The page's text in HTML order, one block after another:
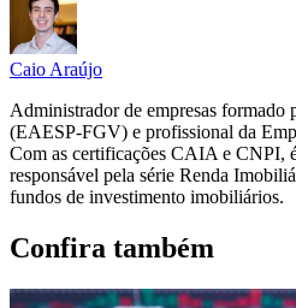
Caio Araújo
Administrador de empresas formado
(EAESP-FGV) e profissional da
Com as certificações CAIA e CNPI,
responsável pela série Renda
fundos de investimento imobiliários.
Confira também